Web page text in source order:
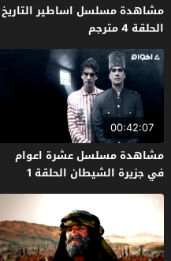
مشاهدة مسلسل اساطير التاريخ
الحلقة 4 مترجم
00:42:07
مشاهدة مسلسل عشرة اعوام
في جزيرة الشيطان الحلقة 1
مترجم